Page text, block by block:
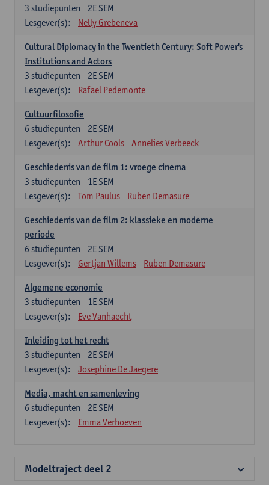
2E SEM
3 studiepunten
Lesgever(s):
Nelly Grebeneva
Cultural Diplomacy in the Twentieth Century: Soft Power's
Institutions and Actors
2E SEM
3 studiepunten
Lesgever(s):
Rafael Pedemonte
Cultuurfilosofie
2E SEM
6 studiepunten
Lesgever(s):
Arthur Cools Annelies Verbeeck
Geschiedenis van de film 1: vroege cinema
1E SEM
3 studiepunten
Lesgever(s):
Tom Paulus Ruben Demasure
Geschiedenis van de film 2: klassieke en moderne
periode
2E SEM
6 studiepunten
Lesgever(s):
Gertjan Willems Ruben Demasure
Algemene economie
1E SEM
3 studiepunten
Lesgever(s):
Eve Vanhaecht
Inleiding tot het recht
2E SEM
3 studiepunten
Lesgever(s):
Josephine De Jaegere
Media, macht en samenleving
2E SEM
6 studiepunten
Lesgever(s):
Emma Verhoeven
Modeltraject deel 2